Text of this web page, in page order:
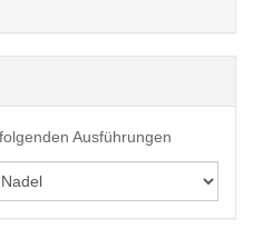
Ausführungen